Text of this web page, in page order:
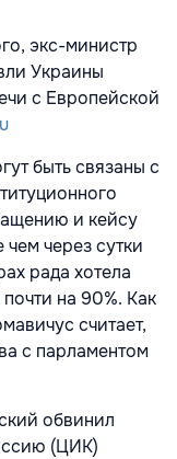
экс-министр
Украины
с Европейской
быть связаны с
и кейсу
через сутки
рада хотела
на 90%. Как
считает,
с парламентом
обвинил
(ЦИК)